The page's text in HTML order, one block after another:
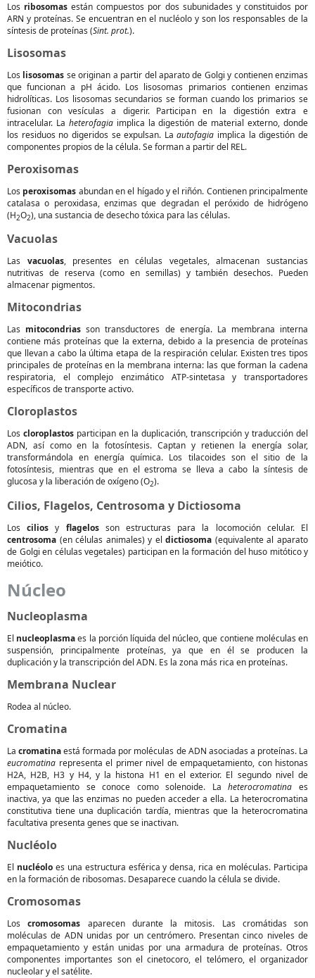
Los ribosomas están compuestos por dos subunidades y constituidos por
ARN y proteínas. Se encuentran en el nucléolo y son los responsables de la
síntesis de proteínas (Sint. prot.).
Lisosomas
Los lisosomas se originan a partir del aparato de Golgi y contienen enzimas
que funcionan a pH ácido. Los lisosomas primarios contienen enzimas
hidrolíticas. Los lisosomas secundarios se forman cuando los primarios se
fusionan con vesículas a digerir. Participan en la digestión extra e
intracelular. La heterofagiaimplica la digestión de material externo, donde
los residuos no digeridos se expulsan. Laautofagia implica la digestión de
componentes propios de la célula. Se forman a partir del REL.
Peroxisomas
Los peroxisomas abundan en el hígado y el riñón. Contienen principalmente
catalasa o peroxidasa, enzimas que degradan el peróxido de hidrógeno
(H2O2), una sustancia de desecho tóxica para las células.
Vacuolas
Las vacuolas, presentes en células vegetales, almacenan sustancias
nutritivas de reserva (como en semillas) y también desechos. Pueden
almacenar pigmentos.
Mitocondrias
Las mitocondrias son transductores de energía. La membrana interna
contiene más proteínas que la externa, debido a la presencia de proteínas
que llevan a cabo la última etapa de la respiración celular. Existen tres tipos
principales de proteínas en la membrana interna: las que forman la cadena
respiratoria, el complejo enzimático ATP-sintetasa y transportadores
específicos de transporte activo.
Cloroplastos
Los cloroplastos participan en la duplicación, transcripción y traducción del
ADN, así como en la fotosíntesis. Captan y retienen la energía solar,
transformándola en energía química. Los tilacoides son el sitio de la
fotosíntesis, mientras que en el estroma se lleva a cabo la síntesis de
glucosa y la liberación de oxígeno (O2).
Cilios, Flagelos, Centrosoma y Dictiosoma
Loscilios y flagelosson estructuras para la locomoción celular. El
centrosoma (en células animales) y eldictiosoma (equivalente al aparato
de Golgi en células vegetales) participan en la formación del huso mitótico y
meiótico.
Núcleo
Nucleoplasma
El nucleoplasmaes la porción líquida del núcleo, que contiene moléculas en
suspensión, principalmente proteínas, ya que en él se producen la
duplicación y la transcripción del ADN. Es la zona más rica en proteínas.
Membrana Nuclear
Rodea al núcleo.
Cromatina
Lacromatinaestá formada por moléculas de ADN asociadas a proteínas. La
eucromatina representa el primer nivel de empaquetamiento, con histonas
H2A, H2B, H3 y H4, y la histona H1 en el exterior. El segundo nivel de
empaquetamiento se conoce como solenoide. Laheterocromatina es
inactiva, ya que las enzimas no pueden acceder a ella. La heterocromatina
constitutiva tiene una duplicación tardía, mientras que la heterocromatina
facultativa presenta genes que se inactivan.
Nucléolo
El nucléoloes una estructura esférica y densa, rica en moléculas. Participa
en la formación de ribosomas. Desaparece cuando la célula se divide.
Cromosomas
Loscromosomas aparecen durante la mitosis. Las cromátidas son
moléculas de ADN unidas por un centrómero. Presentan cinco niveles de
empaquetamiento y están unidas por una armadura de proteínas. Otros
componentes importantes son el cinetocoro, el telómero, el organizador
nucleolar y el satélite.